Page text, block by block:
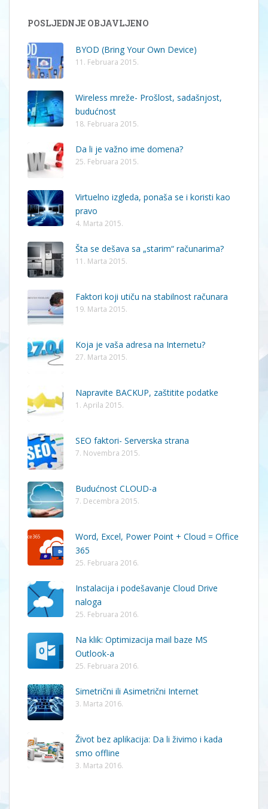
POSLJEDNJE OBJAVLJENO
BYOD (Bring Your Own Device)
11. Februara 2015.
Wireless mreže- Prošlost, sadašnjost,
budućnost
18. Februara 2015.
Da li je važno ime domena?
25. Februara 2015.
Virtuelno izgleda, ponaša se i koristi kao
pravo
4. Marta 2015.
Šta se dešava sa „starim“ računarima?
11. Marta 2015.
Faktori koji utiču na stabilnost računara
19. Marta 2015.
Koja je vaša adresa na Internetu?
27. Marta 2015.
Napravite BACKUP, zaštitite podatke
1. Aprila 2015.
SEO faktori- Serverska strana
7. Novembra 2015.
Budućnost CLOUD-a
7. Decembra 2015.
Word, Excel, Power Point + Cloud = Office
365
25. Februara 2016.
Instalacija i podešavanje Cloud Drive
naloga
25. Februara 2016.
Na klik: Optimizacija mail baze MS
Outlook-a
25. Februara 2016.
Simetrični ili Asimetrični Internet
3. Marta 2016.
Život bez aplikacija: Da li živimo i kada
smo offline
3. Marta 2016.